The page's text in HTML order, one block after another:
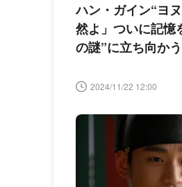
ハン・ガイン“ヨ
然よ」ついに記憶
の謎”に立ち向か
2024/11/22 12:00